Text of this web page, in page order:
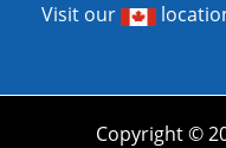
Visit our
Copyright ©